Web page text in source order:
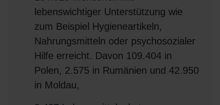
lebenswichtiger Unterstützung wie
zum Beispiel Hygieneartikeln,
Nahrungsmitteln oder psychosozialer
Hilfe erreicht. Davon 109.404 in
Polen, 2.575 in Rumänien und 42.950
in Moldau,